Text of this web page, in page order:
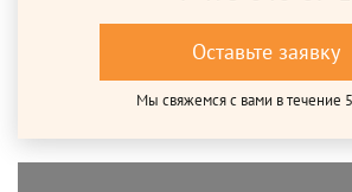
Оставьте заявку
Мы свяжемся с вами в течение